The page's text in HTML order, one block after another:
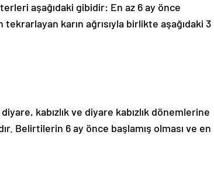
aşağıdaki gibidir: En az 6 ay önce
karın ağrısıyla birlikte aşağıdaki 3
kabızlık ve diyare kabızlık dönemlerine
Belirtilerin 6 ay önce başlamış olması ve en